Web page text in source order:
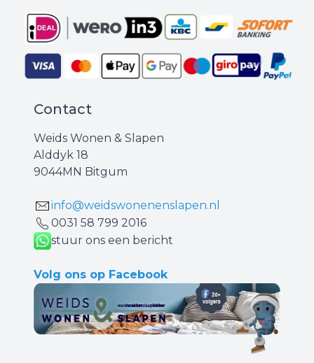
Contact
Weids Wonen & Slapen
Alddyk 18
9044MN Bitgum
info@weidswonenenslapen.nl
0031 ‪58 799 2016‬
stuur ons een bericht
Volg ons op Facebook